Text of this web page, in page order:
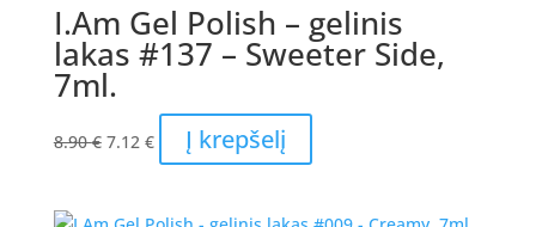
I.Am Gel Polish – gelinis
lakas #137 – Sweeter Side,
7ml.
8.90€ Original
8.90 €.
7.12 €Current
price
7.12 €.
Į krepšelį